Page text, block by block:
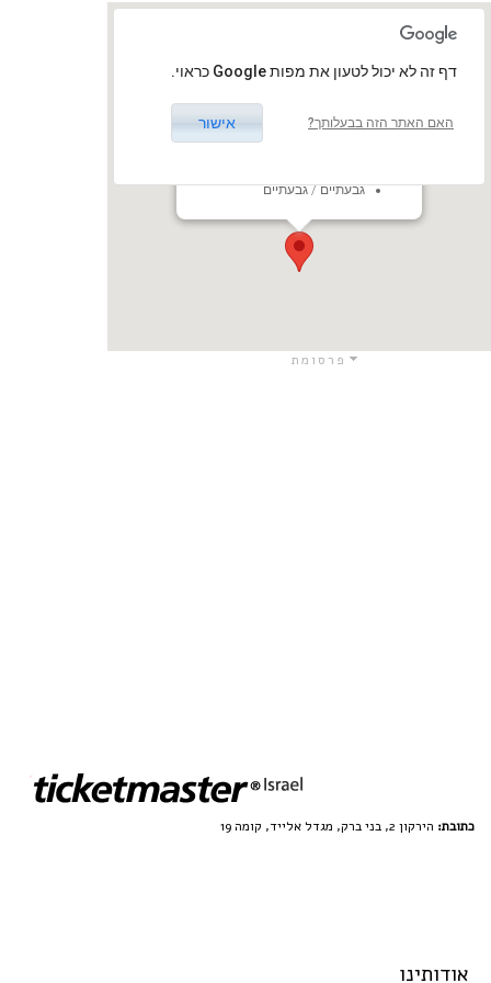
תיאטרון גבעתיים - אולם קטן
גבעתיים / גבעתיים
‏דף זה לא יכול לטעון את מפות Google כראוי.
האם האתר הזה בבעלותך? אישור
פרסומת
כתובת: הירקון 2, בני ברק, מגדל אלייד, קומה 19
אודותינו